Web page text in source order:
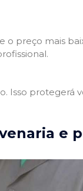
o preço mais
Isso protegerá
e